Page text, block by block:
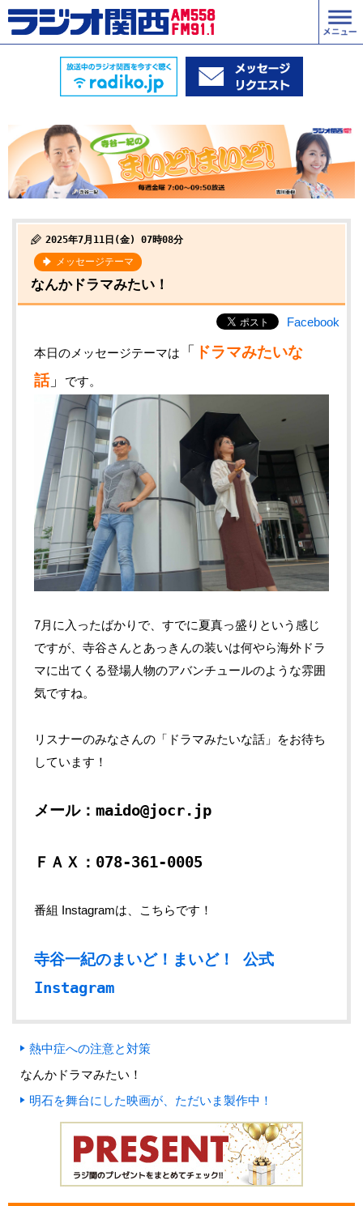
2025年7月11日(金) 07時08分
メッセージテーマ
なんかドラマみたい！
Facebook
本日のメッセージテーマは 「
ドラマみたいな
話」 です。
7月に入ったばかりで、すでに夏真っ盛りという感じ
ですが、寺谷さんとあっきんの装いは何やら海外ドラ
マに出てくる登場人物のアバンチュールのような雰囲
気ですね。
リスナーのみなさんの「ドラマみたいな話」をお待ち
しています！
メール：maido@jocr.jp
ＦＡＸ：078-361-0005
番組 Instagramは、こちらです！
寺谷一紀のまいど！まいど！ 公式
Instagram
熱中症への注意と対策
なんかドラマみたい！
明石を舞台にした映画が、ただいま製作中！